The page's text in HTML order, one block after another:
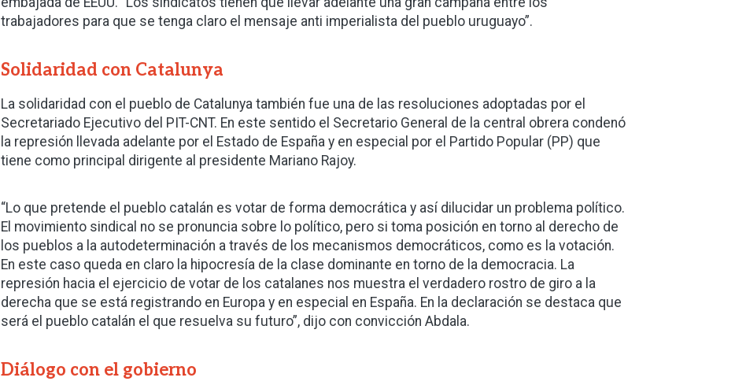
trabajadores para que se tenga claro el mensaje anti imperialista del pueblo uruguayo”.
Solidaridad con Catalunya
La solidaridad con el pueblo de Catalunya también fue una de las resoluciones adoptadas por el
Secretariado Ejecutivo del PIT-CNT. En este sentido el Secretario General de la central obrera condenó
la represión llevada adelante por el Estado de España y en especial por el Partido Popular (PP) que
tiene como principal dirigente al presidente Mariano Rajoy.
“Lo que pretende el pueblo catalán es votar de forma democrática y así dilucidar un problema político.
El movimiento sindical no se pronuncia sobre lo político, pero si toma posición en torno al derecho de
los pueblos a la autodeterminación a través de los mecanismos democráticos, como es la votación.
En este caso queda en claro la hipocresía de la clase dominante en torno de la democracia. La
represión hacia el ejercicio de votar de los catalanes nos muestra el verdadero rostro de giro a la
derecha que se está registrando en Europa y en especial en España. En la declaración se destaca que
será el pueblo catalán el que resuelva su futuro”, dijo con convicción Abdala.
Diálogo con el gobierno